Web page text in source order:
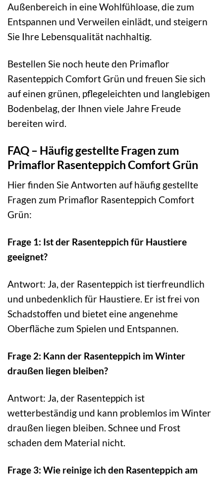
Außenbereich in eine Wohlfühloase, die zum
Entspannen und Verweilen einlädt, und steigern
Sie Ihre Lebensqualität nachhaltig.
Bestellen Sie noch heute den Primaflor
Rasenteppich Comfort Grün und freuen Sie sich
auf einen grünen, pflegeleichten und langlebigen
Bodenbelag, der Ihnen viele Jahre Freude
bereiten wird.
FAQ – Häufig gestellte Fragen zum
Primaflor Rasenteppich Comfort Grün
Hier finden Sie Antworten auf häufig gestellte
Fragen zum Primaflor Rasenteppich Comfort
Grün:
Frage 1: Ist der Rasenteppich für Haustiere
geeignet?
Antwort: Ja, der Rasenteppich ist tierfreundlich
und unbedenklich für Haustiere. Er ist frei von
Schadstoffen und bietet eine angenehme
Oberfläche zum Spielen und Entspannen.
Frage 2: Kann der Rasenteppich im Winter
draußen liegen bleiben?
Antwort: Ja, der Rasenteppich ist
wetterbeständig und kann problemlos im Winter
draußen liegen bleiben. Schnee und Frost
schaden dem Material nicht.
Frage 3: Wie reinige ich den Rasenteppich am